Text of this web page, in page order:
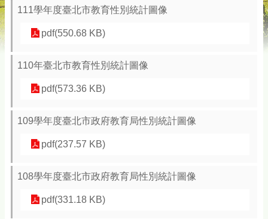
111學年度臺北市教育性別統計圖像
pdf(550.68 KB)
110年臺北市教育性別統計圖像
pdf(573.36 KB)
109學年度臺北市政府教育局性別統計圖像
pdf(237.57 KB)
108學年度臺北市政府教育局性別統計圖像
pdf(331.18 KB)